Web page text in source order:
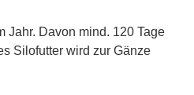
Jahr. Davon mind. 120 Tage
Silofutter wird zur Gänze